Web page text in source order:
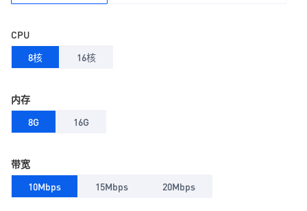
CPU
8核
16核
内存
8G
16G
带宽
10Mbps
15Mbps 20Mbps